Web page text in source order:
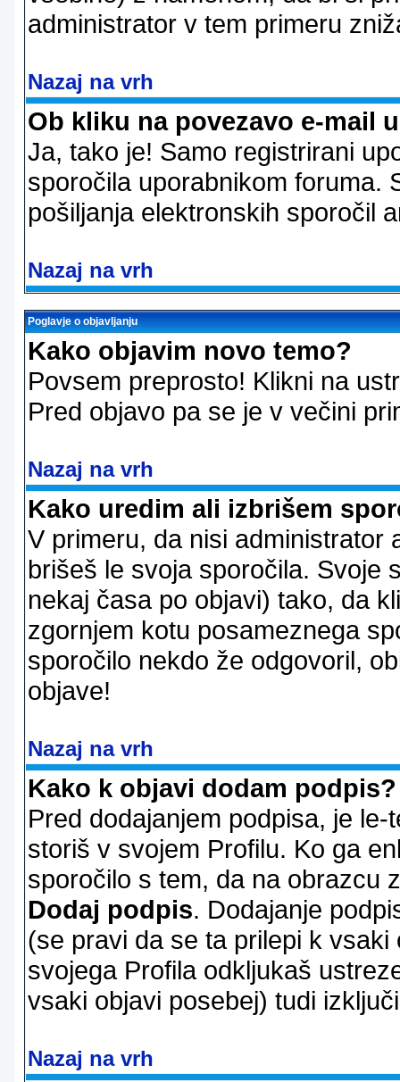
administrator v tem primeru
Nazaj na vrh
Ob kliku na povezavo e-mail
Ja, tako je! Samo registrirani
sporočila uporabnikom foruma.
pošiljanja elektronskih sporočil
Nazaj na vrh
Poglavje o objavljanju
Kako objavim novo temo?
Povsem preprosto! Klikni na
Pred objavo pa se je v večini
Nazaj na vrh
Kako uredim ali izbrišem
V primeru, da nisi administrator
brišeš le svoja sporočila. Svoje
nekaj časa po objavi) tako, da
zgornjem kotu posameznega
sporočilo nekdo že odgovoril,
objave!
Nazaj na vrh
Kako k objavi dodam podpis?
Pred dodajanjem podpisa, je
storiš v svojem Profilu. Ko ga
sporočilo s tem, da na obrazcu
Dodaj podpis. Dodajanje
(se pravi da se ta prilepi k
svojega Profila odkljukaš
vsaki objavi posebej) tudi
Nazaj na vrh